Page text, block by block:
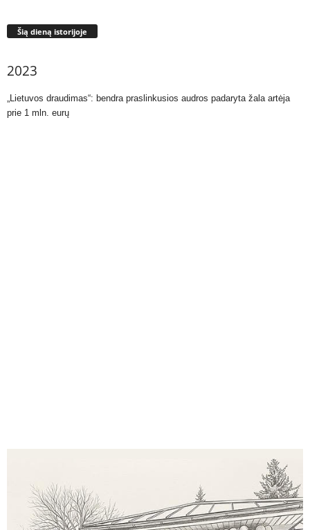
Šią dieną istorijoje
2023
„Lietuvos draudimas“: bendra praslinkusios audros padaryta žala artėja
prie 1 mln. eurų